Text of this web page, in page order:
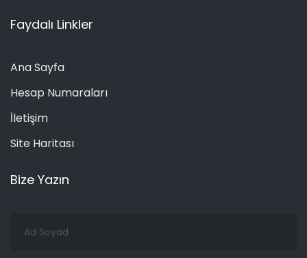
Faydalı Linkler
Ana Sayfa
Hesap Numaraları
İletişim
Site Haritası
Bize Yazın
Soyad